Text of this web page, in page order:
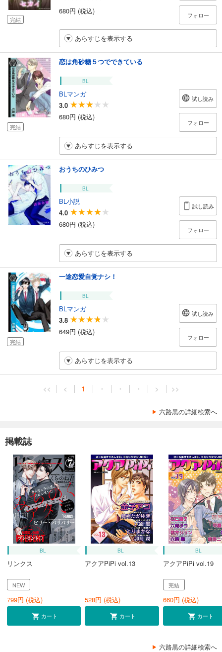
完結
680円 (税込)
フォロー
あらすじを表示する
完結
恋は角砂糖５つでできている
BL
BLマンガ
3.0
680円 (税込)
試し読み
フォロー
あらすじを表示する
おうちのひみつ
BL
BL小説
4.0
680円 (税込)
試し読み
フォロー
あらすじを表示する
完結
一途恋愛自覚ナシ！
BL
BLマンガ
3.8
649円 (税込)
試し読み
フォロー
あらすじを表示する
<< < 1 ・ ・ ・ > >>
六路黒の詳細検索へ
掲載誌
BL
リンクス
NEW
799円 (税込)
カート
BL
アクアPiPi vol.13
528円 (税込)
カート
BL
アクアPiPi vol.19
完結
660円 (税込)
カート
六路黒の詳細検索へ